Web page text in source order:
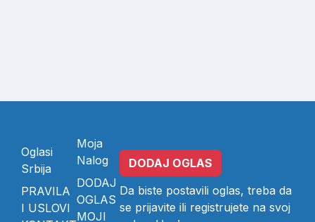
Oglasi
Srbija
PRAVILA
I USLOVI
Moja
Nalog
DODAJ
OGLAS
MOJI
DODAJ OGLAS
Da biste postavili oglas, treba da
se prijavite ili registrujete na svoj